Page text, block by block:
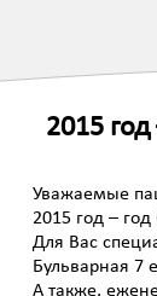
2015
Уважаемые
2015 год –
Для Вас
Бульварная 7
А также,